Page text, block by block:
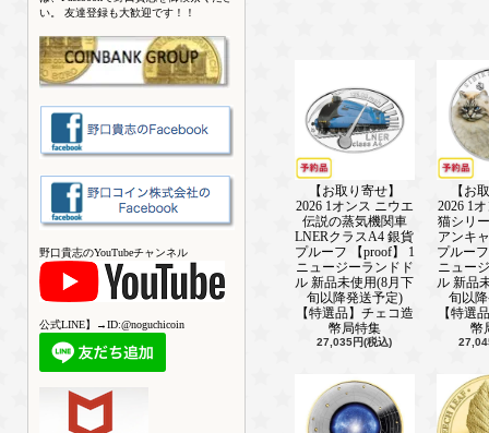
い。 友達登録も大歓迎です！！
野口貴志のYouTubeチャンネル
公式LINE】→ID:@noguchicoin
2024年メイプル金貨、入荷しました
新着情報■
2024年イーグル銀貨、入荷しました
新着情報■
2024年ブリタニア銀貨、好評発売中
新着情報■
2023年戴冠式ブリタニア銀貨、再入
新着情報■
弊社が2023年9/29に開催した副島隆
動画をYouTubeにアップしました。
予言する ゴールド、シルバー、プ
の展望」でご検索ください。
新着情報■
副島隆彦氏の著書「金融恐慌が始ま
倍になる」において弊社が紹介され
【お取り寄せ】
2026 1オンス ニウエ
伝説の蒸気機関車
LNERクラスA4 銀貨
プルーフ 【proof】 1
ニュージーランドド
ル 新品未使用(8月下
旬以降発送予定)
【特選品】チェコ造
幣局特集
27,035円(税込)
【お
2026 1
猫シリ
アンキ
プルー
ニュー
ル 新品
旬以
【特選
幣